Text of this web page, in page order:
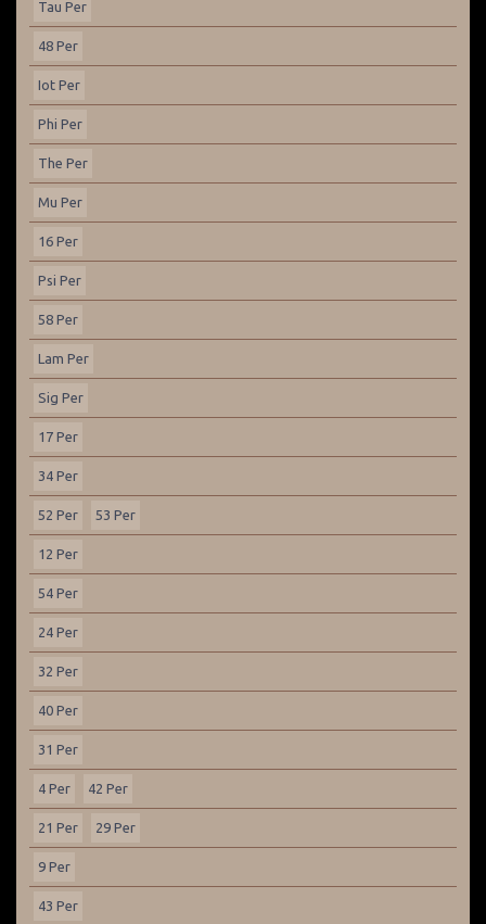
Tau Per
48 Per
Iot Per
Phi Per
The Per
Mu Per
16 Per
Psi Per
58 Per
Lam Per
Sig Per
17 Per
34 Per
52 Per 53 Per
12 Per
54 Per
24 Per
32 Per
40 Per
31 Per
4 Per 42 Per
21 Per 29 Per
9 Per
43 Per